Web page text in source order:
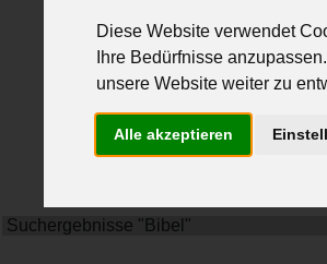
Diese Website verwendet
Ihre Bedürfnisse
unsere Website weiter zu
Alle akzeptieren
Biologie Chemie
Physik Religion
Suchergebnisse "Bibel"